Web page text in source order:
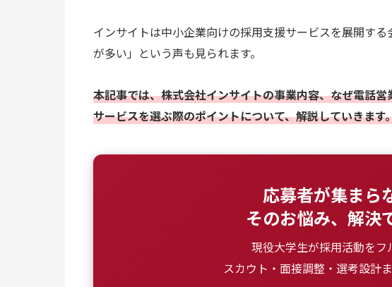
インサイトは中小企業向けの採用支援サービスを展開す
が多い」という声も見られます。
本記事では、株式会社インサイトの事業内容、なぜ電話
サービスを選ぶ際のポイントについて、解説していきます
応募者が集まら
そのお悩み、解決
現役大学生が採用活動をフ
スカウト・面接調整・選考設計